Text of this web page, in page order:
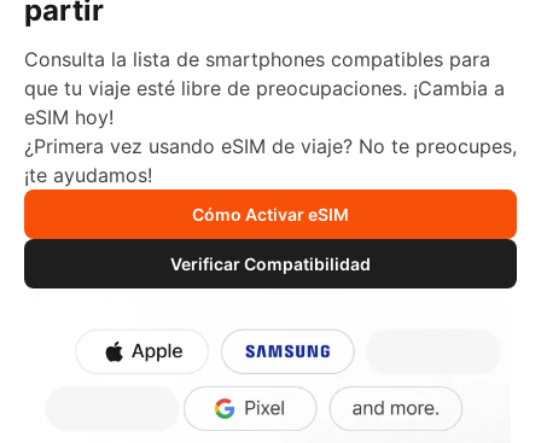
partir
Consulta la lista de smartphones compatibles para
que tu viaje esté libre de preocupaciones. ¡Cambia a
eSIM hoy!
¿Primera vez usando eSIM de viaje? No te preocupes,
¡te ayudamos!
Cómo Activar eSIM
Verificar Compatibilidad